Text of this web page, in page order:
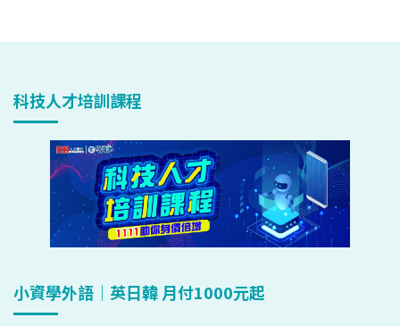
科技人才培訓課程
小資學外語｜英日韓 月付1000元起